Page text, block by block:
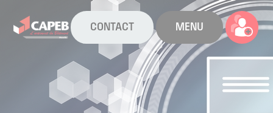
CONTACT MENU
La CAPEB
Nos services